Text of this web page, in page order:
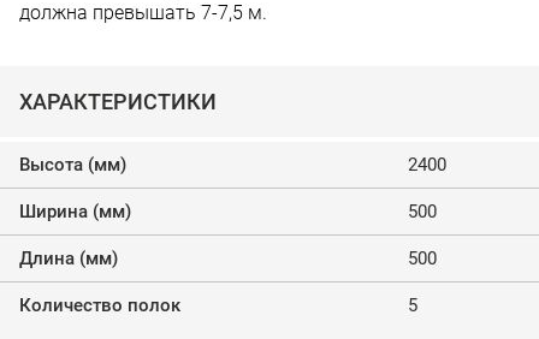
должна превышать 7-7,5 м.
ХАРАКТЕРИСТИКИ
Высота (мм) 2400
Ширина (мм) 500
Длина (мм) 500
Количество полок 5